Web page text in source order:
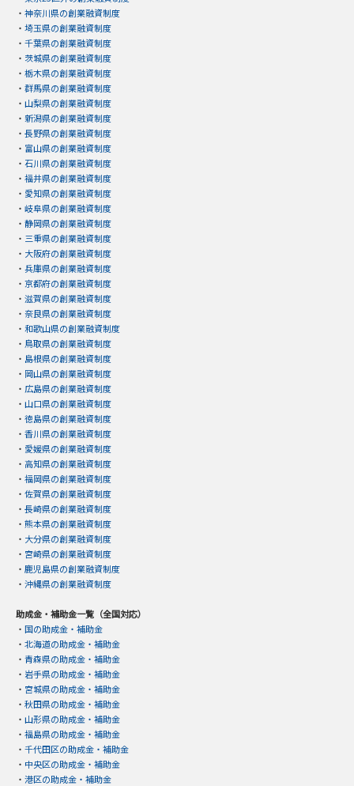
・ 神奈川県の創業融資制度
・ 埼玉県の創業融資制度
・ 千葉県の創業融資制度
・ 茨城県の創業融資制度
・ 栃木県の創業融資制度
・ 群馬県の創業融資制度
・ 山梨県の創業融資制度
・ 新潟県の創業融資制度
・ 長野県の創業融資制度
・ 富山県の創業融資制度
・ 石川県の創業融資制度
・ 福井県の創業融資制度
・ 愛知県の創業融資制度
・ 岐阜県の創業融資制度
・ 静岡県の創業融資制度
・ 三重県の創業融資制度
・ 大阪府の創業融資制度
・ 兵庫県の創業融資制度
・ 京都府の創業融資制度
・ 滋賀県の創業融資制度
・ 奈良県の創業融資制度
・ 和歌山県の創業融資制度
・ 鳥取県の創業融資制度
・ 島根県の創業融資制度
・ 岡山県の創業融資制度
・ 広島県の創業融資制度
・ 山口県の創業融資制度
・ 徳島県の創業融資制度
・ 香川県の創業融資制度
・ 愛媛県の創業融資制度
・ 高知県の創業融資制度
・ 福岡県の創業融資制度
・ 佐賀県の創業融資制度
・ 長崎県の創業融資制度
・ 熊本県の創業融資制度
・ 大分県の創業融資制度
・ 宮崎県の創業融資制度
・ 鹿児島県の創業融資制度
・ 沖縄県の創業融資制度
助成金・補助金一覧（全国対応）
・ 国の助成金・補助金
・ 北海道の助成金・補助金
・ 青森県の助成金・補助金
・ 岩手県の助成金・補助金
・ 宮城県の助成金・補助金
・ 秋田県の助成金・補助金
・ 山形県の助成金・補助金
・ 福島県の助成金・補助金
・ 千代田区の助成金・補助金
・ 中央区の助成金・補助金
・ 港区の助成金・補助金